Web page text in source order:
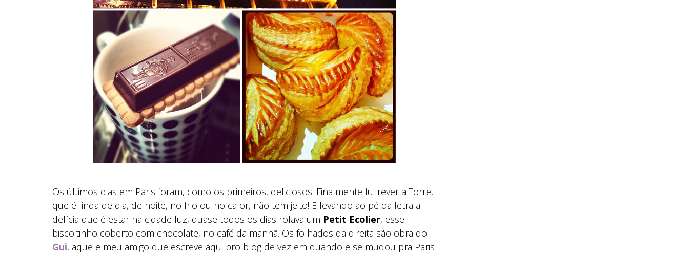
Os últimos dias em Paris foram, como os primeiros, deliciosos. Finalmente fui rever a Torre,
que é linda de dia, de noite, no frio ou no calor, não tem jeito! E levando ao pé da letra a
delícia que é estar na cidade luz, quase todos os dias rolava um Petit Ecolier, esse
biscoitinho coberto com chocolate, no café da manhã. Os folhados da direita são obra do
Gui, aquele meu amigo que escreve aqui pro blog de vez em quando e se mudou pra Paris